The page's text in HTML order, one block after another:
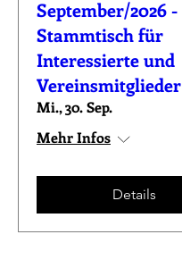
September/2026 -
Stammtisch für
Interessierte und
Vereinsmitglieder
Mi., 30. Sep.
Mehr Infos
Details